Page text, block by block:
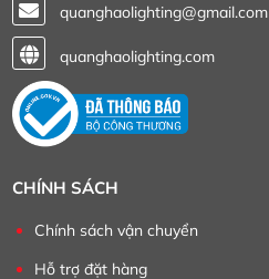
quanghaolighting@gmail.com
quanghaolighting.com
CHÍNH SÁCH
Chính sách vận chuyển
Hỗ trợ đặt hàng